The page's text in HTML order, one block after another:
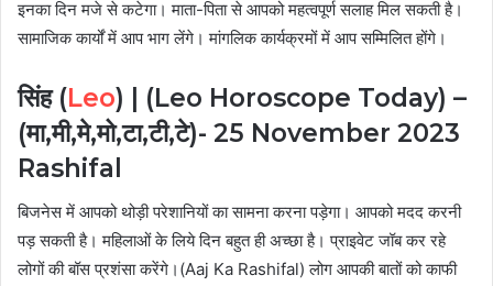
इनका दिन मजे से कटेगा। माता-पिता से आपको महत्वपूर्ण सलाह मिल सकती है।
सामाजिक कार्यों में आप भाग लेंगे। मांगलिक कार्यक्रमों में आप सम्मिलित होंगे।
सिंह (Leo) | (Leo Horoscope Today) –
(मा,मी,मे,मो,टा,टी,टे)- 25 November 2023
Rashifal
बिजनेस में आपको थोड़ी परेशानियों का सामना करना पड़ेगा। आपको मदद करनी
पड़ सकती है। महिलाओं के लिये दिन बहुत ही अच्छा है। प्राइवेट जॉब कर रहे
लोगों की बॉस प्रशंसा करेंगे।(Aaj Ka Rashifal) लोग आपकी बातों को काफी